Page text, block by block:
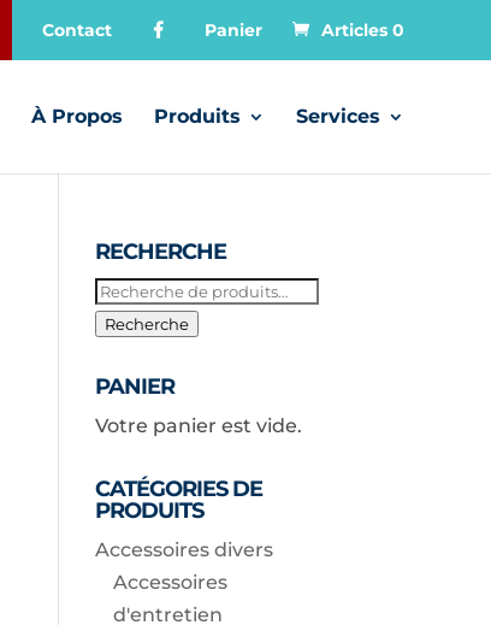
Contact Panier Articles 0
À Propos Produits Services
RECHERCHE
Recherche
pour :
Recherche
PANIER
Votre panier est vide.
CATÉGORIES DE
PRODUITS
Accessoires divers
Accessoires
d'entretien